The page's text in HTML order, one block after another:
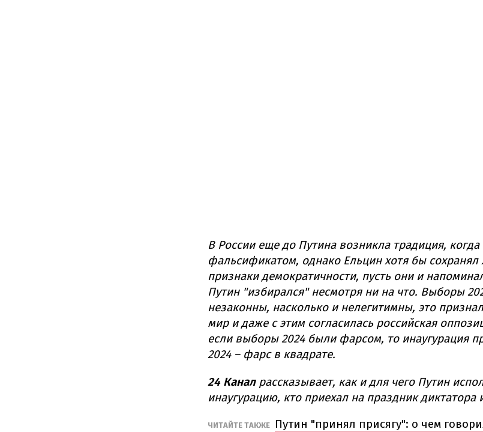
В России еще до Путина возникла традиция,
фальсификатом, однако Ельцин хотя бы сохранял
признаки демократичности, пусть они и
Путин "избирался" несмотря ни на что. Выборы
незаконны, насколько и нелегитимны, это
мир и даже с этим согласилась российская
если выборы 2024 были фарсом, то инаугурация
2024 – фарс в квадрате.
24 Каналрассказывает, как и для чего Путин
инаугурацию, кто приехал на праздник диктатора
ЧИТАЙТЕ ТАКЖЕ
Путин "принял присягу": о чем